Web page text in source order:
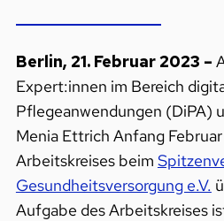
Berlin, 21. Februar 2023 –
Expert:innen im Bereich
Pflegeanwendungen (DiPA)
Menia Ettrich Anfang
Arbeitskreises beim
Gesundheitsversorgung e.V.
Aufgabe des Arbeitskreises